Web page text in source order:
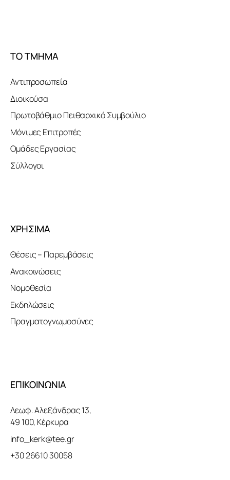
ΤΟ ΤΜΗΜΑ
Αντιπροσωπεία
Διοικούσα
Πρωτοβάθμιο Πειθαρχικό Συμβούλιο
Μόνιμες Επιτροπές
Ομάδες Εργασίας
Σύλλογοι
ΧΡΗΣΙΜΑ
Θέσεις – Παρεμβάσεις
Ανακοινώσεις
Νομοθεσία
Εκδηλώσεις
Πραγματογνωμοσύνες
ΕΠΙΚΟΙΝΩΝΙΑ
Λεωφ. Αλεξάνδρας 13,
49 100, Κέρκυρα
info_kerk@tee.gr
+30 26610 30058